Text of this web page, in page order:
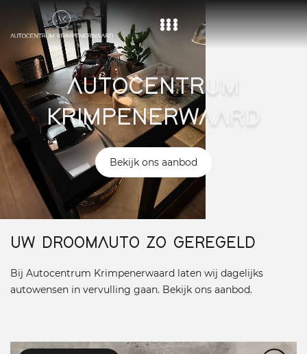
Home
Aanbod
Diensten
Over ons
Vacature
Contact
AUTOCENTRUM
KRIMPENERWAARD
Bekijk ons aanbod
UW DROOMAUTO ZO GEREGELD
Bij Autocentrum Krimpenerwaard laten wij dagelijks
autowensen in vervulling gaan. Bekijk ons aanbod.